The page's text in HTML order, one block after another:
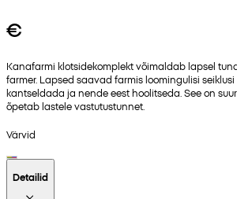
€
Kanafarmi klotsidekomplekt võimaldab lapsel
farmer. Lapsed saavad farmis loomingulisi
kantseldada ja nende eest hoolitseda. See on
õpetab lastele vastutustunnet.
Värvid
Detailid